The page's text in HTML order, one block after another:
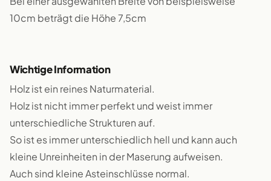
10cm beträgt die Höhe 7,5cm
Wichtige Information
Holz ist ein reines Naturmaterial.
Holz ist nicht immer perfekt und weist immer
unterschiedliche Strukturen auf.
So ist es immer unterschiedlich hell und kann auch
kleine Unreinheiten in der Maserung aufweisen.
Auch sind kleine Asteinschlüsse normal.